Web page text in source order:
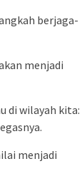
berjaga-
menjadi
di wilayah kita:
menjadi